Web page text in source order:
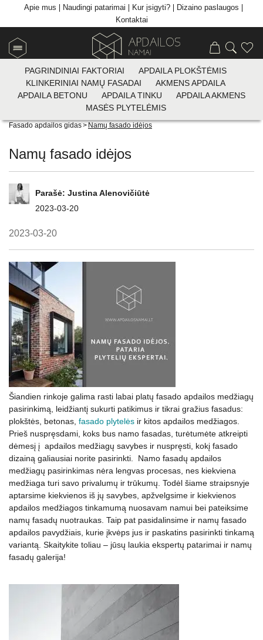
Apie mus Naudingi patarimai Kur įsigyti?
Dizaino paslaugos
Kontaktai
Apdailos plytelių prekyba > Visi patarimai>
Fasado apdailos gidas>Namų fasado idėjos
PAGRINDINIAI FAKTORIAI
APDAILA PLOKŠTĖMIS
KLINKERINIAI NAMŲ FASADAI
AKMENS APDAILA
APDAILA BETONU
APDAILA TINKU
APDAILA AKMENS
MASĖS PLYTELĖMIS
Namų fasado idėjos
Parašė: Justina Alenovičiūtė
2023-03-20
2023-03-20
Šiandien rinkoje galima rasti labai platų fasado apdailos medžiagų
pasirinkimą, leidžiantį sukurti patikimus ir tikrai gražius fasadus:
plokštės, betonas, fasado plytelės ir kitos apdailos medžiagos.
Prieš nuspręsdami, koks bus namo fasadas, turėtumėte atkreipti
dėmesį į apdailos medžiagų savybes ir nuspręsti, kokį fasado
dizainą galiausiai norite pasirinkti. Namo fasadų apdailos
medžiagų pasirinkimas nėra lengvas procesas, nes kiekviena
medžiaga turi savo privalumų ir trūkumų. Todėl šiame straipsnyje
aptarsime kiekvienos iš jų savybes, apžvelgsime ir kiekvienos
apdailos medžiagos tinkamumą nuosavam namui bei pateiksime
namų fasadų nuotraukas. Taip pat pasidalinsime ir namų fasado
apdailos pavydžiais, kurie įkvėps jus ir paskatins pasirinkti tinkamą
variantą. Skaitykite toliau – jūsų laukia ekspertų patarimai ir namų
fasadų galerija!